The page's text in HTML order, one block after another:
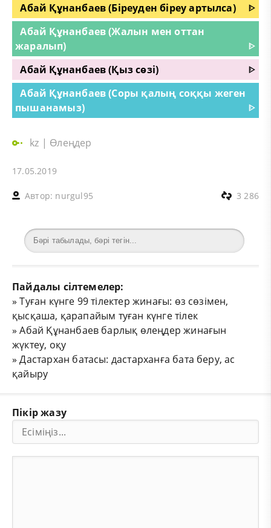
Абай Құнанбаев (Біреуден біреу артылса)
ᐈ
Абай Құнанбаев (Жалын мен оттан
жаралып)
ᐈ
Абай Құнанбаев (Қыз сөзі)
ᐈ
Абай Құнанбаев (Соры қалың соққы жеген
пышанамыз)
ᐈ
kz | Өлеңдер
17.05.2019
Автор: nurgul95 3 286
Пайдалы сілтемелер:
»Туған күнге 99 тілектер жинағы: өз сөзімен,
қысқаша, қарапайым туған күнге тілек
»Абай Құнанбаев барлық өлеңдер жинағын
жүктеу, оқу
»Дастархан батасы: дастарханға бата беру, ас
қайыру
Пікір жазу